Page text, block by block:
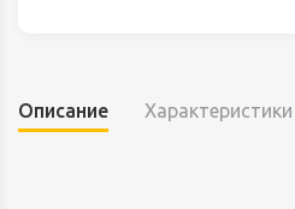
Описание Характеристики